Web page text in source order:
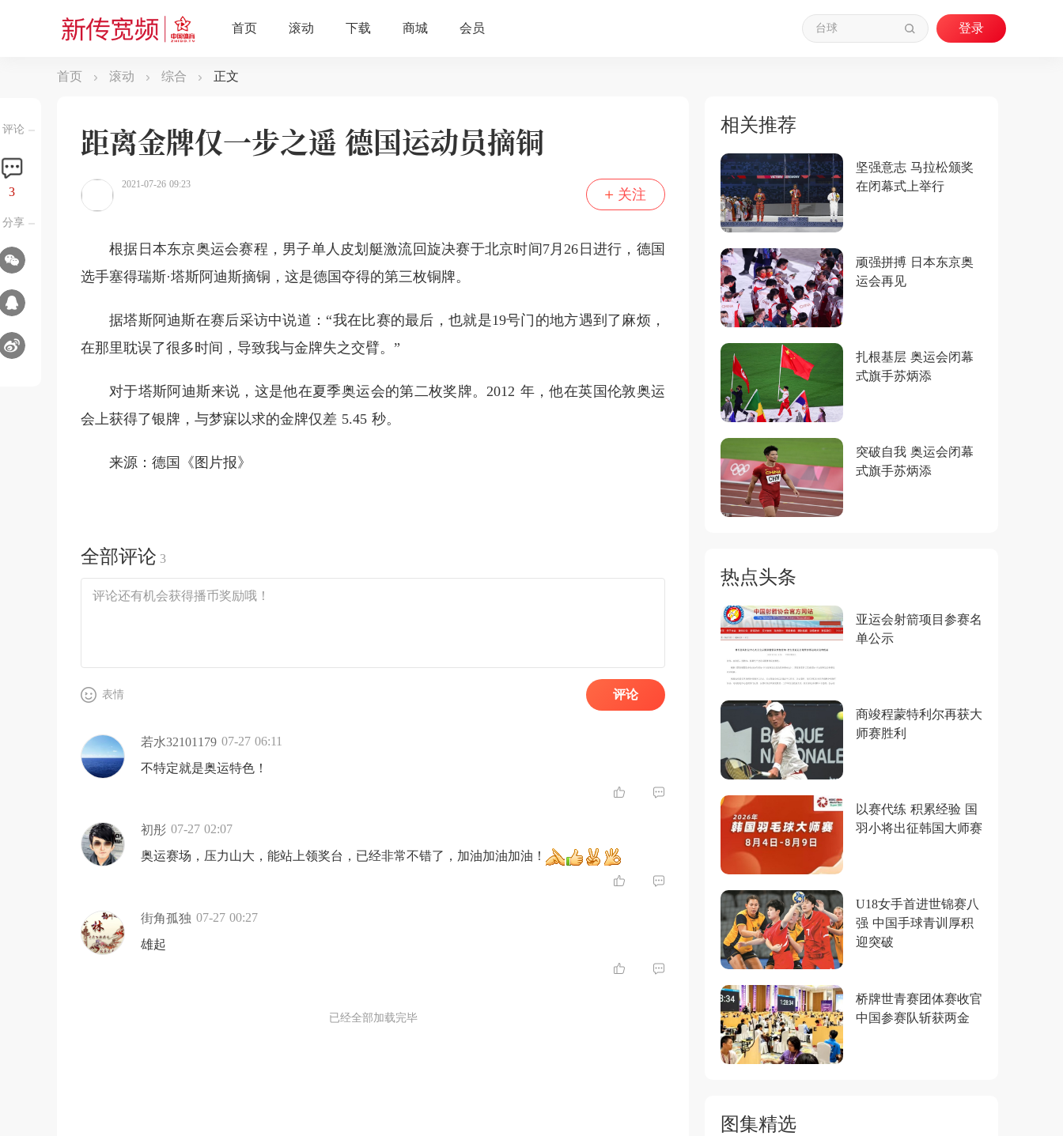
首页 滚动 综合 正文
评论
3
分享
距离金牌仅一步之遥 德国运动员摘铜
2021-07-26 09:23
关注
根据日本东京奥运会赛程，男子单人皮划艇激流回旋决赛于北京时间7月26日进行，德国
选手塞得瑞斯·塔斯阿迪斯摘铜，这是德国夺得的第三枚铜牌。
据塔斯阿迪斯在赛后采访中说道：“我在比赛的最后，也就是19号门的地方遇到了麻烦，
在那里耽误了很多时间，导致我与金牌失之交臂。”
对于塔斯阿迪斯来说，这是他在夏季奥运会的第二枚奖牌。2012 年，他在英国伦敦奥运
会上获得了银牌，与梦寐以求的金牌仅差 5.45 秒。
来源：德国《图片报》
全部评论 3
表情 评论
若水32101179 07-27 06:11
不特定就是奥运特色！
初彤 07-27 02:07
奥运赛场，压力山大，能站上领奖台，已经非常不错了，加油加油加油！
街角孤独 07-27 00:27
雄起
已经全部加载完毕
相关推荐
坚强意志 马拉松颁奖
在闭幕式上举行
顽强拼搏 日本东京奥
运会再见
扎根基层 奥运会闭幕
式旗手苏炳添
突破自我 奥运会闭幕
式旗手苏炳添
热点头条
亚运会射箭项目参赛名
单公示
商竣程蒙特利尔再获大
师赛胜利
以赛代练 积累经验 国
羽小将出征韩国大师赛
U18女手首进世锦赛八
强 中国手球青训厚积
迎突破
桥牌世青赛团体赛收官
中国参赛队斩获两金
图集精选